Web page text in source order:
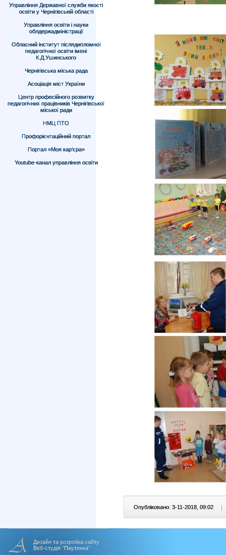
Управління Державної служби якості
освіти у Чернігівській області
Управління освіти і науки
облдержадміністрації
Обласний інститут післядипломної
педагогічної освіти імені
К.Д.Ушинського
Чернігівська міська рада
Асоціація міст України
Центр професійного розвитку
педагогічних працівників Чернігівської
міської ради
НМЦ ПТО
Профорієнтаційний портал
Портал «Моя кар’єра»
Youtube-канал управління освіти
Опубліковано: 3-11-2018, 09:02 |
Дизайн та розробка сайту
Веб-студія "Паутинка"